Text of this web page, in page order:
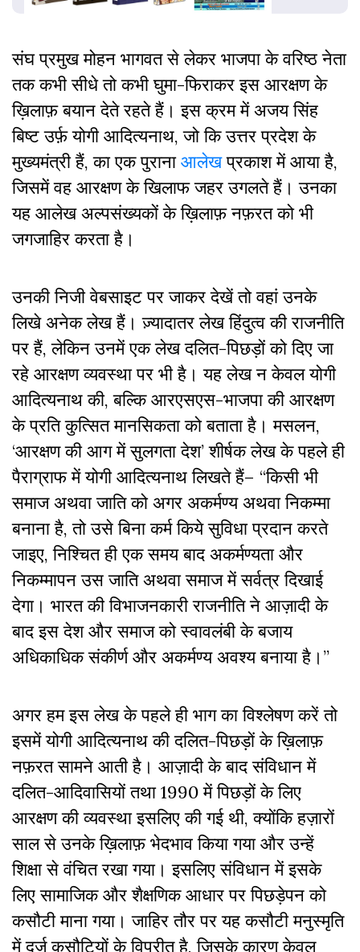
संघ प्रमुख मोहन भागवत से लेकर भाजपा के वरिष्ठ नेता
तक कभी सीधे तो कभी घुमा-फिराकर इस आरक्षण के
ख़िलाफ़ बयान देते रहते हैं। इस क्रम में अजय सिंह
बिष्ट उर्फ़ योगी आदित्यनाथ, जो कि उत्तर प्रदेश के
मुख्यमंत्री हैं, का एक पुरानाआलेखप्रकाश में आया है,
जिसमें वह आरक्षण के खिलाफ जहर उगलते हैं। उनका
यह आलेख अल्पसंख्यकों के ख़िलाफ़ नफ़रत को भी
जगजाहिर करता है।
उनकी निजी वेबसाइट पर जाकर देखें तो वहां उनके
लिखे अनेक लेख हैं। ज़्यादातर लेख हिंदुत्व की राजनीति
पर हैं, लेकिन उनमें एक लेख दलित-पिछड़ों को दिए जा
रहे आरक्षण व्यवस्था पर भी है। यह लेख न केवल योगी
आदित्यनाथ की, बल्कि आरएसएस-भाजपा की आरक्षण
के प्रति कुत्सित मानसिकता को बताता है। मसलन,
‘आरक्षण की आग में सुलगता देश’ शीर्षक लेख के पहले ही
पैराग्राफ में योगी आदित्यनाथ लिखते हैं– “किसी भी
समाज अथवा जाति को अगर अकर्मण्य अथवा निकम्मा
बनाना है, तो उसे बिना कर्म किये सुविधा प्रदान करते
जाइए, निश्चित ही एक समय बाद अकर्मण्यता और
निकम्मापन उस जाति अथवा समाज में सर्वत्र दिखाई
देगा। भारत की विभाजनकारी राजनीति ने आज़ादी के
बाद इस देश और समाज को स्वावलंबी के बजाय
अधिकाधिक संकीर्ण और अकर्मण्य अवश्य बनाया है।”
अगर हम इस लेख के पहले ही भाग का विश्लेषण करें तो
इसमें योगी आदित्यनाथ की दलित-पिछड़ों के ख़िलाफ़
नफ़रत सामने आती है। आज़ादी के बाद संविधान में
दलित-आदिवासियों तथा 1990 में पिछड़ों के लिए
आरक्षण की व्यवस्था इसलिए की गई थी, क्योंकि हज़ारों
साल से उनके ख़िलाफ़ भेदभाव किया गया और उन्हें
शिक्षा से वंचित रखा गया। इसलिए संविधान में इसके
लिए सामाजिक और शैक्षणिक आधार पर पिछड़ेपन को
कसौटी माना गया। जाहिर तौर पर यह कसौटी मनुस्मृति
में दर्ज कसौटियों के विपरीत है, जिसके कारण केवल